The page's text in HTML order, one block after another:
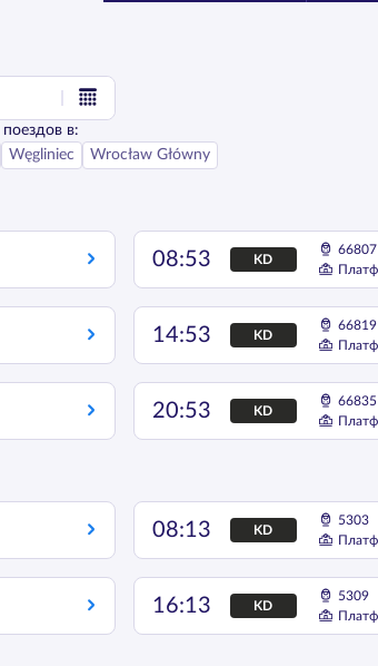
поездов в:
Węgliniec Wrocław Główny
08:53 KD
66807
14:53 KD
66819
20:53 KD
66835
08:13 KD
5303
16:13 KD
5309